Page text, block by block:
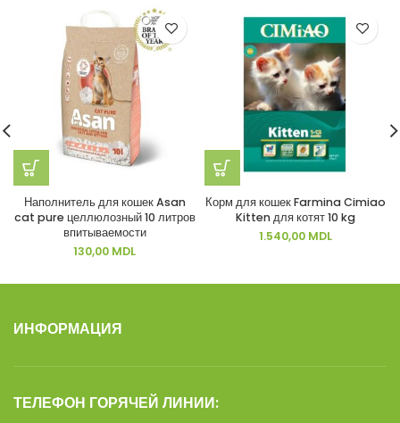
Наполнитель для кошек Asan
cat pure целлюлозный 10 литров
впитываемости
130,00 MDL
Корм для кошек Farmina Cimiao
Kitten для котят 10 kg
1.540,00 MDL
ИНФОРМАЦИЯ
ТЕЛЕФОН ГОРЯЧЕЙ ЛИНИИ: